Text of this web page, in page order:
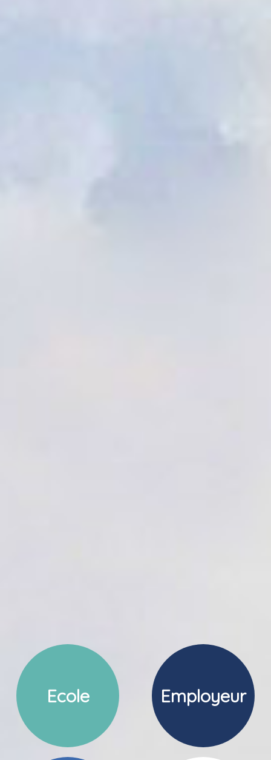
Ecole Employeur